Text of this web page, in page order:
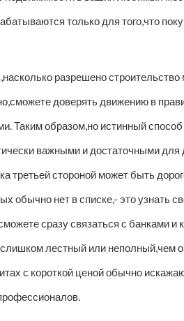
только для того,что
разрешено
доверять движению в
Таким образом,но истинный
важными и достаточными для
третьей стороной может быть
обычно нет в списке,- это узнать
сразу связаться с банками и
лестный или неполный,чем
с короткой ценой обычно